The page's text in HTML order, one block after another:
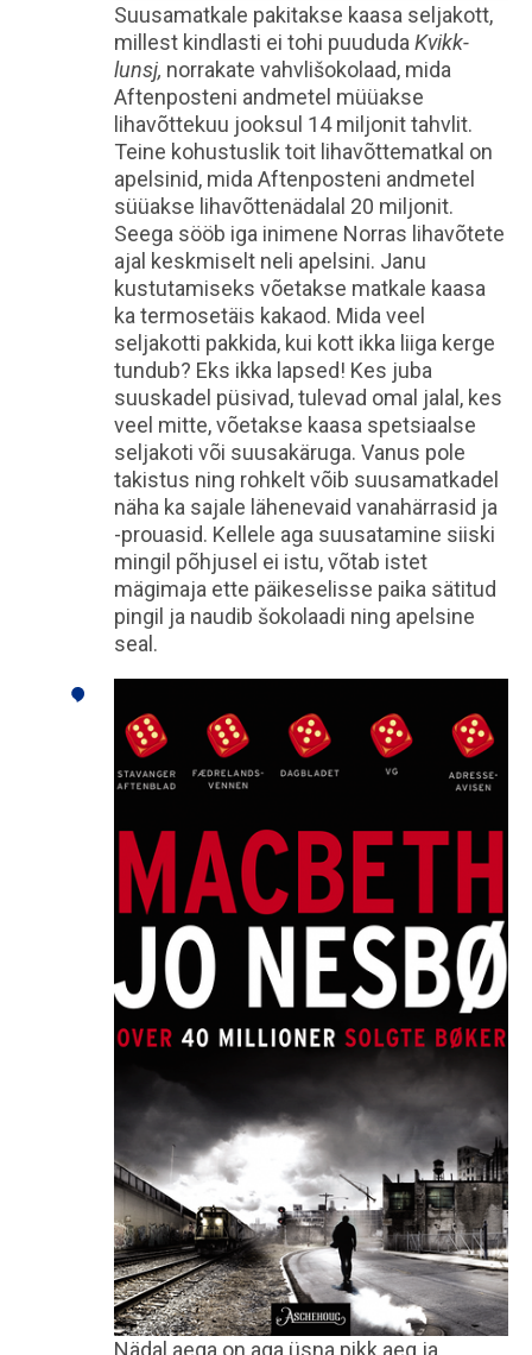
Suusamatkale pakitakse kaasa seljakott,
millest kindlasti ei tohi puududa Kvikk-
lunsj, norrakate vahvlišokolaad, mida
Aftenposteni andmetel müüakse
lihavõttekuu jooksul 14 miljonit tahvlit.
Teine kohustuslik toit lihavõttematkal on
apelsinid, mida Aftenposteni andmetel
süüakse lihavõttenädalal 20 miljonit.
Seega sööb iga inimene Norras lihavõtete
ajal keskmiselt neli apelsini. Janu
kustutamiseks võetakse matkale kaasa
ka termosetäis kakaod. Mida veel
seljakotti pakkida, kui kott ikka liiga kerge
tundub? Eks ikka lapsed! Kes juba
suuskadel püsivad, tulevad omal jalal, kes
veel mitte, võetakse kaasa spetsiaalse
seljakoti või suusakäruga. Vanus pole
takistus ning rohkelt võib suusamatkadel
näha ka sajale lähenevaid vanahärrasid ja
-prouasid. Kellele aga suusatamine siiski
mingil põhjusel ei istu, võtab istet
mägimaja ette päikeselisse paika sätitud
pingil ja naudib šokolaadi ning apelsine
seal.
Nädal aega on aga üsna pikk aeg ja